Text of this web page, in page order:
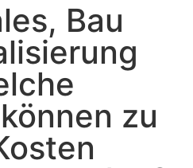
Bau
zu